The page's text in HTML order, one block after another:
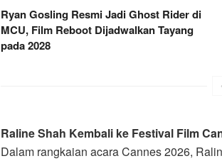
Ryan Gosling Resmi Jadi Ghost Rider di
MCU, Film Reboot Dijadwalkan Tayang
pada 2028
Raline Shah Kembali ke Festival Film
Dalam rangkaian acara Cannes 2026,